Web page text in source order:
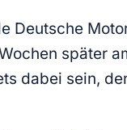
Deutsche
später
dabei sein,